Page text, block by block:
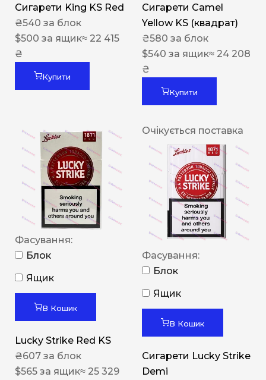
Сигарети King KS Red
₴540 за блок
$500 за ящик≈ 22 415
₴
Купити
Сигарети Camel
Yellow KS (квадрат)
₴580 за блок
$540 за ящик≈ 24 208
₴
Купити
Фасування:
Блок
Ящик
В Кошик
Lucky Strike Red KS
₴607 за блок
$565 за ящик≈ 25 329
Очікується поставка
Фасування:
Блок
Ящик
В Кошик
Сигарети Lucky Strike
Demi